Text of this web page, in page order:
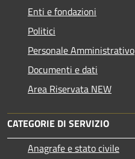
Enti e fondazioni
Politici
Personale Amministrativo
Documenti e dati
Area Riservata NEW
CATEGORIE DI SERVIZIO
Anagrafe e stato civile